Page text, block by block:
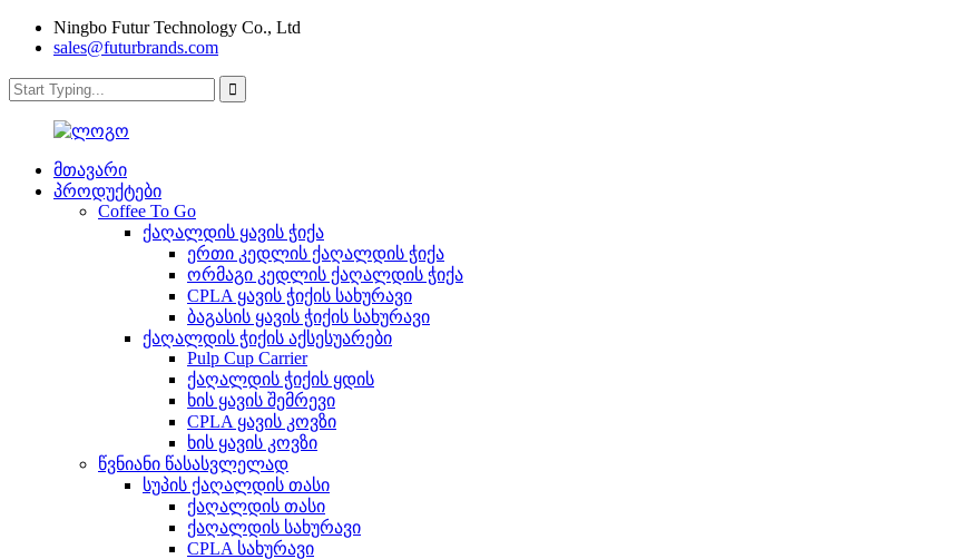
Ningbo Futur Technology Co., Ltd
sales@futurbrands.com
მთავარი
პროდუქტები
Coffee To Go
ქაღალდის ყავის ჭიქა
ერთი კედლის ქაღალდის ჭიქა
ორმაგი კედლის ქაღალდის ჭიქა
CPLA ყავის ჭიქის სახურავი
ბაგასის ყავის ჭიქის სახურავი
ქაღალდის ჭიქის აქსესუარები
Pulp Cup Carrier
ქაღალდის ჭიქის ყდის
ხის ყავის შემრევი
CPLA ყავის კოვზი
ხის ყავის კოვზი
წვნიანი წასასვლელად
სუპის ქაღალდის თასი
ქაღალდის თასი
ქაღალდის სახურავი
CPLA სახურავი